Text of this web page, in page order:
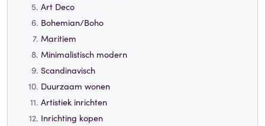
Art Deco
Bohemian/Boho
Maritiem
Minimalistisch modern
Scandinavisch
Duurzaam wonen
Artistiek inrichten
Inrichting kopen